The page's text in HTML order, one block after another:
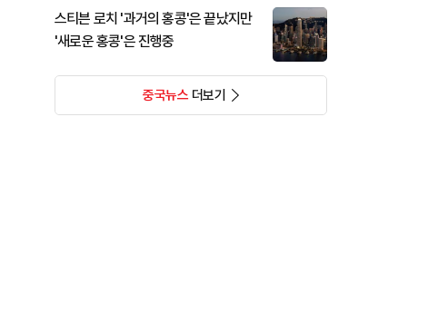
스티븐 로치 '과거의 홍콩'은 끝났지만
'새로운 홍콩'은 진행중
중국뉴스더보기